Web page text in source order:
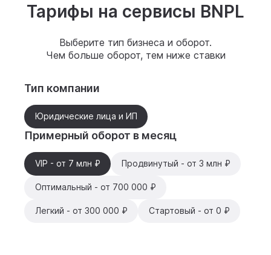
Тарифы на сервисы BNPL
Выберите тип бизнеса и оборот.
Чем больше оборот, тем ниже ставки
Тип компании
Юридические лица и ИП
Примерный оборот в месяц
VIP - от 7 млн ₽ Продвинутый - от 3 млн ₽
Оптимальный - от 700 000 ₽
Легкий - от 300 000 ₽ Стартовый - от 0 ₽